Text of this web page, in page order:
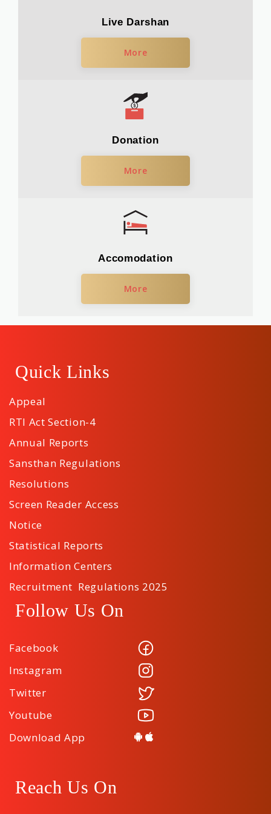
Live Darshan
More
Donation
More
Accomodation
More
Quick Links
Appeal
RTI Act Section-4
Annual Reports
Sansthan Regulations
Resolutions
Screen Reader Access
Notice
Statistical Reports
Information Centers
Recruitment Regulations 2025
Follow Us On
Facebook
Instagram
Twitter
Youtube
Download App
Reach Us On